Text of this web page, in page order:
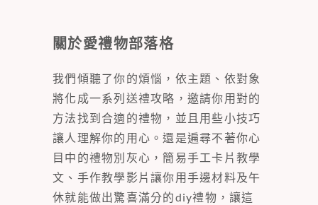
關於愛禮物部落格
我們傾聽了你的煩惱，依主題、依對象
將化成一系列送禮攻略，邀請你用對的
方法找到合適的禮物，並且用些小技巧
讓人理解你的用心。還是遍尋不著你心
目中的禮物別灰心，簡易手工卡片教學
文、手作教學影片讓你用手邊材料及午
休就能做出驚喜滿分的diy禮物，讓這